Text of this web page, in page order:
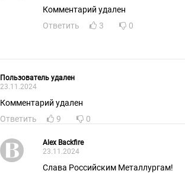
Комментарий удален
Ответить
3 0
Пользователь удален
23.11.2024
Комментарий удален
Ответить
9 0
Alex Backfire
23.11.2024
Слава Российским Металлургам!